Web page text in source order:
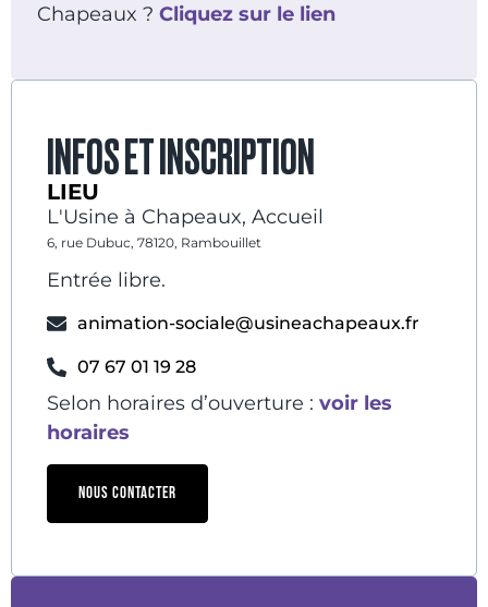
Chapeaux ? Cliquez sur le lien
INFOS ET INSCRIPTION
LIEU
L'Usine à Chapeaux, Accueil
6, rue Dubuc, 78120, Rambouillet
Entrée libre.
animation-sociale@usineachapeaux.fr
07 67 01 19 28
Selon horaires d’ouverture : voir les
horaires
NOUS CONTACTER